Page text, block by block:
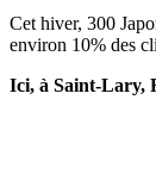
Cet hiver, 300
environ 10% des
Ici, à Saint-Lary,